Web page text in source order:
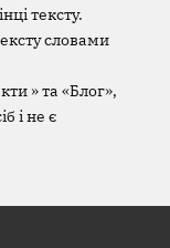
тексту.
словами
» та «Блог»,
і не є